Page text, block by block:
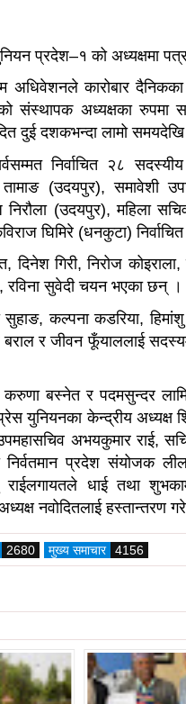
प्रदेश–१ को अध्यक्षमा
अधिवेशनले कारोबार
संस्थापक अध्यक्षका रुपमा
दुई दशकभन्दा लामो
निर्वाचित २८
तामाङ (उदयपुर), समावेशी
(उदयपुर), महिला
घिमिरे (धनकुटा)
गिरी, निरोज
रविना सुवेदी चयन भएका छन् ।
कल्पना कडरिया,
बराल र जीवन फूँयाललाई
बस्नेत र पदमसुन्दर
युनियनका केन्द्रीय अध्यक्ष
अभयकुमार राई,
प्रदेश संयोजक
राईलगायतले धाई तथा
नवोदितलाई हस्तान्तरण
2680 मुख्य समाचार 4156